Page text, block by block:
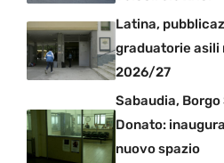
Latina,
graduatorie asili
2026/27
Sabaudia, Borgo
Donato:
nuovo spazio